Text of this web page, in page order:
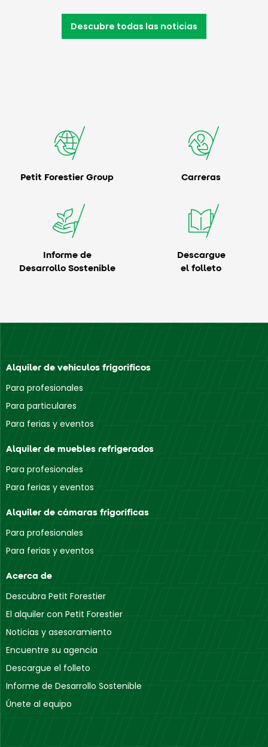
Descubre todas las noticias
Petit Forestier Group Carreras
Informe de
Desarrollo Sostenible
Descargue
el folleto
Alquiler de vehículos frigoríficos
Para profesionales
Para particulares
Para ferias y eventos
Alquiler de muebles refrigerados
Para profesionales
Para ferias y eventos
Alquiler de cámaras frigoríficas
Para profesionales
Para ferias y eventos
Acerca de
Descubra Petit Forestier
El alquiler con Petit Forestier
Noticias y asesoramiento
Encuentre su agencia
Descargue el folleto
Informe de Desarrollo Sostenible
Únete al equipo